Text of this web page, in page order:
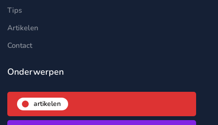
Tips
Artikelen
Contact
Onderwerpen
artikelen